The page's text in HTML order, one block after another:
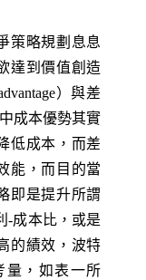
策略規劃息息
達到價值創造
）與差
成本優勢其實
低成本，而差
能，而目的當
即是提升所謂
-成本比，或是
的績效，波特
量，如表一所